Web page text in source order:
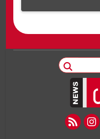
instagram
rss feed